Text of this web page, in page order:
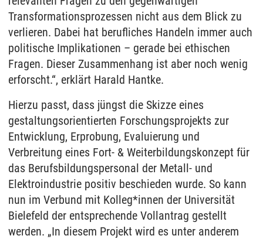
Transformationsprozessen nicht aus dem Blick zu
verlieren. Dabei hat berufliches Handeln immer auch
politische Implikationen – gerade bei ethischen
Fragen. Dieser Zusammenhang ist aber noch wenig
erforscht.“, erklärt Harald Hantke.
Hierzu passt, dass jüngst die Skizze eines
gestaltungsorientierten Forschungsprojekts zur
Entwicklung, Erprobung, Evaluierung und
Verbreitung eines Fort- & Weiterbildungskonzept für
das Berufsbildungspersonal der Metall- und
Elektroindustrie positiv beschieden wurde. So kann
nun im Verbund mit Kolleg*innen der Universität
Bielefeld der entsprechende Vollantrag gestellt
werden. „In diesem Projekt wird es unter anderem